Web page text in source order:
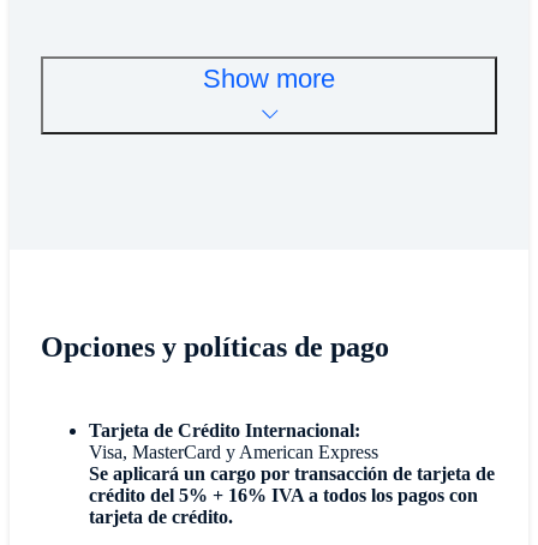
Show more
Opciones y políticas de pago
Tarjeta de Crédito Internacional:
Visa, MasterCard y American Express
Se aplicará un cargo por transacción de tarjeta de
crédito del 5% + 16% IVA a todos los pagos con
tarjeta de crédito.